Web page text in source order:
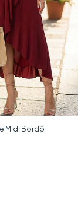
Midi Bordô